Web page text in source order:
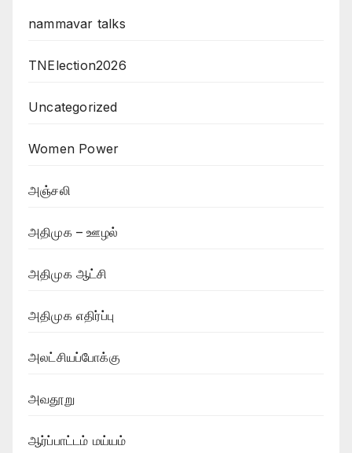
nammavar talks
TNElection2026
Uncategorized
Women Power
அஞ்சலி
அதிமுக – ஊழல்
அதிமுக ஆட்சி
அதிமுக எதிர்ப்பு
அலட்சியப்போக்கு
அவதூறு
ஆர்ப்பாட்டம் மய்யம்